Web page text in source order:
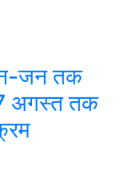
जन तक
अगस्त तक